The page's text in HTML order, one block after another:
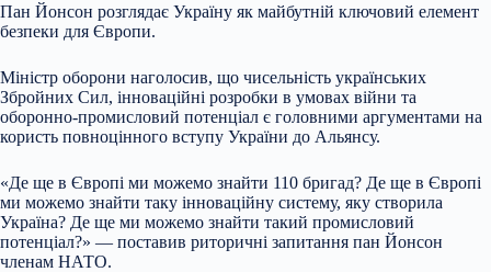
Пан Йонсон розглядає Україну як майбутній ключовий елемент
безпеки для Європи.
Міністр оборони наголосив, що чисельність українських
Збройних Сил, інноваційні розробки в умовах війни та
оборонно-промисловий потенціал є головними аргументами на
користь повноцінного вступу України до Альянсу.
«Де ще в Європі ми можемо знайти 110 бригад? Де ще в Європі
ми можемо знайти таку інноваційну систему, яку створила
Україна? Де ще ми можемо знайти такий промисловий
потенціал?» — поставив риторичні запитання пан Йонсон
членам НАТО.